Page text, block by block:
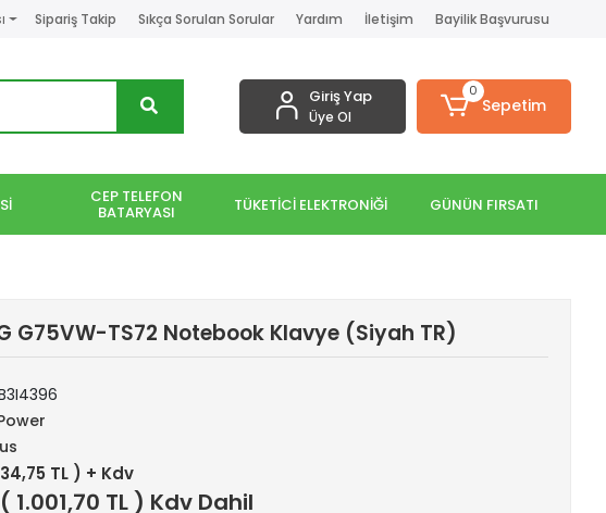
Sipariş Takip Sıkça Sorulan Sorular Yardım İletişim Bayilik Başvurusu
Giriş Yap
Üye Ol
0
Sepetim
CEP TELEFON
BATARYASI TÜKETİCİ ELEKTRONİĞİ GÜNÜN FIRSATI
G75VW-TS72 Notebook Klavye (Siyah TR)
TL ) + Kdv
1.001,70 TL ) Kdv Dahil